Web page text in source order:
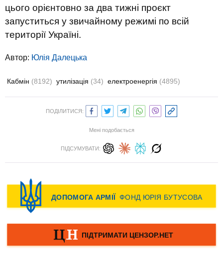
цього орієнтовно за два тижні проєкт
запуститься у звичайному режимі по всій
території Україні.
Автор: Юлiя Далецька
Кабмін (8192) утилізація (34) електроенергія (4895)
ПОДІЛИТИСЯ:
Мені подобається
ПІДСУМУВАТИ: